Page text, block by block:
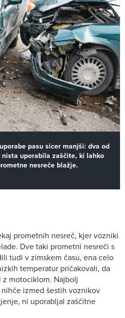
pasu sicer manjši: dva od
uporabila zaščite, ki lahko
nesreče blažje.
prometnih nesreč, kjer vozniki
Dve taki prometni nesreči s
tudi v zimskem času, ena celo
temperatur pričakovali, da
z motociklom. Najbolj
izmed šestih voznikov
ni uporabljal zaščitne